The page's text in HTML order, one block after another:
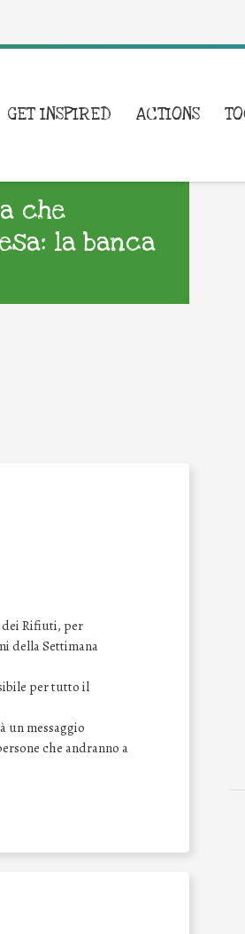
GET INSPIRED ACTIONS
che
la banca
dei Rifiuti, per
della Settimana
per tutto il
un messaggio
che andranno a